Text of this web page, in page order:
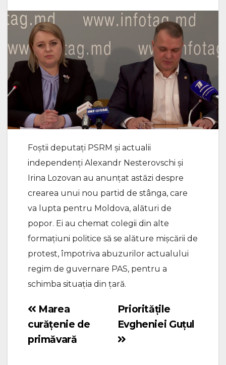
Foștii deputați PSRM și actualii
independenți Alexandr Nesterovschi și
Irina Lozovan au anunțat astăzi despre
crearea unui nou partid de stânga, care
va lupta pentru Moldova, alături de
popor. Ei au chemat colegii din alte
formațiuni politice să se alăture mișcării de
protest, împotriva abuzurilor actualului
regim de guvernare PAS, pentru a
schimba situația din țară.
Navigare
în
Prioritățile
Evgheniei Guțul
Marea
curățenie de
primăvară